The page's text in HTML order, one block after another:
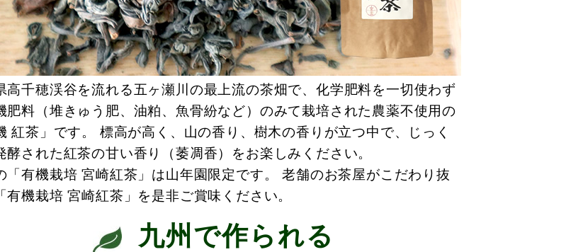
高千穂渓谷を流れる五ヶ瀬川の最上流の茶畑で、化学肥料を一切使わず
肥料（堆きゅう肥、油粕、魚骨紛など）のみて栽培された農薬不使用の
紅茶」です。 標高が高く、山の香り、樹木の香りが立つ中で、じっく
酵された紅茶の甘い香り（萎凋香）をお楽しみください。
「有機栽培 宮崎紅茶」は山年園限定です。 老舗のお茶屋がこだわり抜
有機栽培 宮崎紅茶」を是非ご賞味ください。
九州で作られる